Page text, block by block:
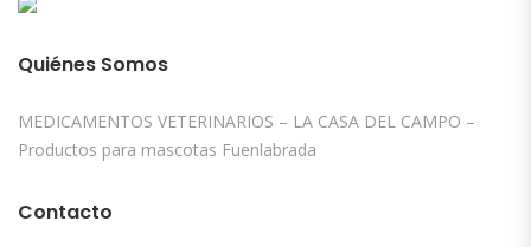
Quiénes Somos
MEDICAMENTOS VETERINARIOS – LA CASA DEL CAMPO –
Productos para mascotas Fuenlabrada
Contacto